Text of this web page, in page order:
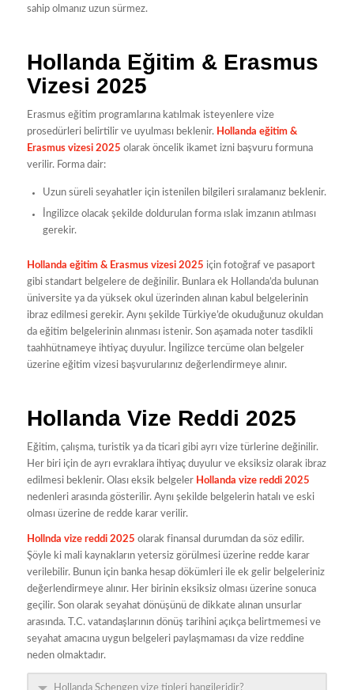
sahip olmanız uzun sürmez.
Hollanda Eğitim & Erasmus
Vizesi 2025
Erasmus eğitim programlarına katılmak isteyenlere vize
prosedürleri belirtilir ve uyulması beklenir. Hollanda eğitim &
Erasmus vizesi 2025 olarak öncelik ikamet izni başvuru formuna
verilir. Forma dair:
Uzun süreli seyahatler için istenilen bilgileri sıralamanız beklenir.
İngilizce olacak şekilde doldurulan forma ıslak imzanın atılması
gerekir.
Hollanda eğitim & Erasmus vizesi 2025 için fotoğraf ve pasaport
gibi standart belgelere de değinilir. Bunlara ek Hollanda’da bulunan
üniversite ya da yüksek okul üzerinden alınan kabul belgelerinin
ibraz edilmesi gerekir. Aynı şekilde Türkiye’de okuduğunuz okuldan
da eğitim belgelerinin alınması istenir. Son aşamada noter tasdikli
taahhütnameye ihtiyaç duyulur. İngilizce tercüme olan belgeler
üzerine eğitim vizesi başvurularınız değerlendirmeye alınır.
Hollanda Vize Reddi 2025
Eğitim, çalışma, turistik ya da ticari gibi ayrı vize türlerine değinilir.
Her biri için de ayrı evraklara ihtiyaç duyulur ve eksiksiz olarak ibraz
edilmesi beklenir. Olası eksik belgeler Hollanda vize reddi 2025
nedenleri arasında gösterilir. Aynı şekilde belgelerin hatalı ve eski
olması üzerine de redde karar verilir.
Hollnda vize reddi 2025 olarak finansal durumdan da söz edilir.
Şöyle ki mali kaynakların yetersiz görülmesi üzerine redde karar
verilebilir. Bunun için banka hesap dökümleri ile ek gelir belgeleriniz
değerlendirmeye alınır. Her birinin eksiksiz olması üzerine sonuca
geçilir. Son olarak seyahat dönüşünü de dikkate alınan unsurlar
arasında. T.C. vatandaşlarının dönüş tarihini açıkça belirtmemesi ve
seyahat amacına uygun belgeleri paylaşmaması da vize reddine
neden olmaktadır.